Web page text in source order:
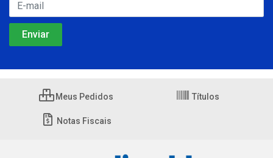
Meus Pedidos Títulos
Notas Fiscais